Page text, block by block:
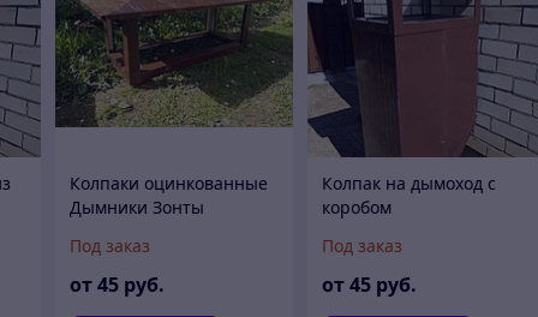
Колпаки оцинкованные
Дымники Зонты
Под заказ
от45 руб.
Колпак на дымоход с
коробом
Под заказ
от45 руб.